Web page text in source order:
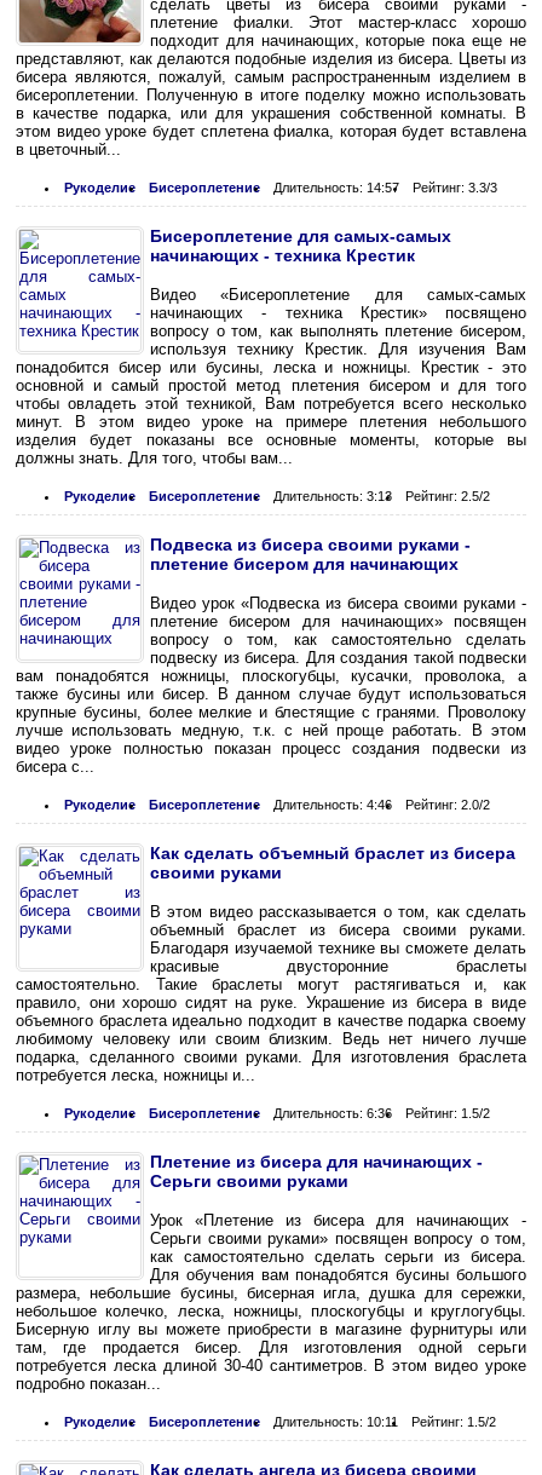
сделать цветы из бисера своими руками -
плетение фиалки. Этот мастер-класс хорошо
подходит для начинающих, которые пока еще не
представляют, как делаются подобные изделия из бисера. Цветы из
бисера являются, пожалуй, самым распространенным изделием в
бисероплетении. Полученную в итоге поделку можно использовать
в качестве подарка, или для украшения собственной комнаты. В
этом видео уроке будет сплетена фиалка, которая будет вставлена
в цветочный...
Рукоделие Бисероплетение Длительность: 14:57 Рейтинг: 3.3/3
Бисероплетение для самых-самых
начинающих - техника Крестик
Видео «Бисероплетение для самых-самых
начинающих - техника Крестик» посвящено
вопросу о том, как выполнять плетение бисером,
используя технику Крестик. Для изучения Вам
понадобится бисер или бусины, леска и ножницы. Крестик - это
основной и самый простой метод плетения бисером и для того
чтобы овладеть этой техникой, Вам потребуется всего несколько
минут. В этом видео уроке на примере плетения небольшого
изделия будет показаны все основные моменты, которые вы
должны знать. Для того, чтобы вам...
Рукоделие Бисероплетение Длительность: 3:13 Рейтинг: 2.5/2
Подвеска из бисера своими руками -
плетение бисером для начинающих
Видео урок «Подвеска из бисера своими руками -
плетение бисером для начинающих» посвящен
вопросу о том, как самостоятельно сделать
подвеску из бисера. Для создания такой подвески
вам понадобятся ножницы, плоскогубцы, кусачки, проволока, а
также бусины или бисер. В данном случае будут использоваться
крупные бусины, более мелкие и блестящие с гранями. Проволоку
лучше использовать медную, т.к. с ней проще работать. В этом
видео уроке полностью показан процесс создания подвески из
бисера с...
Рукоделие Бисероплетение Длительность: 4:46 Рейтинг: 2.0/2
Как сделать объемный браслет из бисера
своими руками
В этом видео рассказывается о том, как сделать
объемный браслет из бисера своими руками.
Благодаря изучаемой технике вы сможете делать
красивые двусторонние браслеты
самостоятельно. Такие браслеты могут растягиваться и, как
правило, они хорошо сидят на руке. Украшение из бисера в виде
объемного браслета идеально подходит в качестве подарка своему
любимому человеку или своим близким. Ведь нет ничего лучше
подарка, сделанного своими руками. Для изготовления браслета
потребуется леска, ножницы и...
Рукоделие Бисероплетение Длительность: 6:36 Рейтинг: 1.5/2
Плетение из бисера для начинающих -
Серьги своими руками
Урок «Плетение из бисера для начинающих -
Серьги своими руками» посвящен вопросу о том,
как самостоятельно сделать серьги из бисера.
Для обучения вам понадобятся бусины большого
размера, небольшие бусины, бисерная игла, душка для сережки,
небольшое колечко, леска, ножницы, плоскогубцы и круглогубцы.
Бисерную иглу вы можете приобрести в магазине фурнитуры или
там, где продается бисер. Для изготовления одной серьги
потребуется леска длиной 30-40 сантиметров. В этом видео уроке
подробно показан...
Рукоделие Бисероплетение Длительность: 10:11 Рейтинг: 1.5/2
Как сделать ангела из бисера своими